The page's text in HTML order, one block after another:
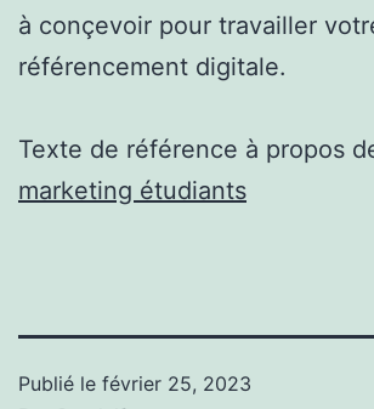
à conçevoir pour travailler
référencement digitale.
Texte de référence à propos
marketing étudiants
Publié le février 25, 2023